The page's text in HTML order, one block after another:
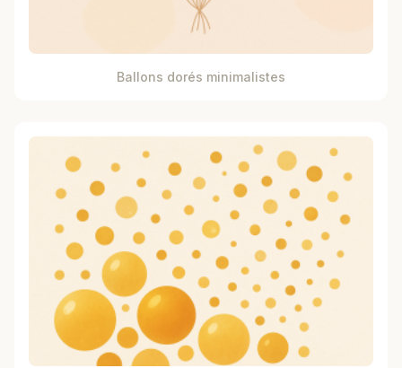
Ballons dorés minimalistes